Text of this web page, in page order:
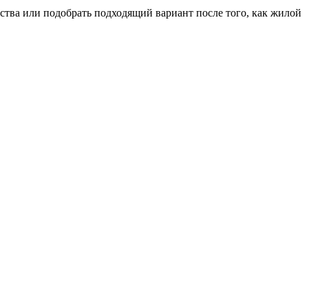
или подобрать подходящий вариант после того, как жилой